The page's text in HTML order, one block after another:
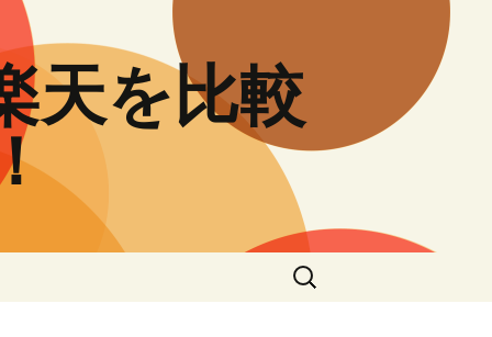
天を比較
検
索: